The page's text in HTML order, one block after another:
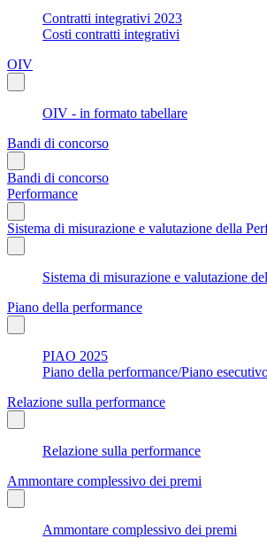
Contratti integrativi 2023
Costi contratti integrativi
OIV
OIV - in formato tabellare
Bandi di concorso
Bandi di concorso
Performance
Sistema di misurazione e valutazione della
Sistema di misurazione e valutazione
Piano della performance
PIAO 2025
Piano della performance/Piano
Relazione sulla performance
Relazione sulla performance
Ammontare complessivo dei premi
Ammontare complessivo dei premi